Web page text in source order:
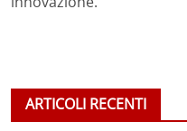
ARTICOLI RECENTI